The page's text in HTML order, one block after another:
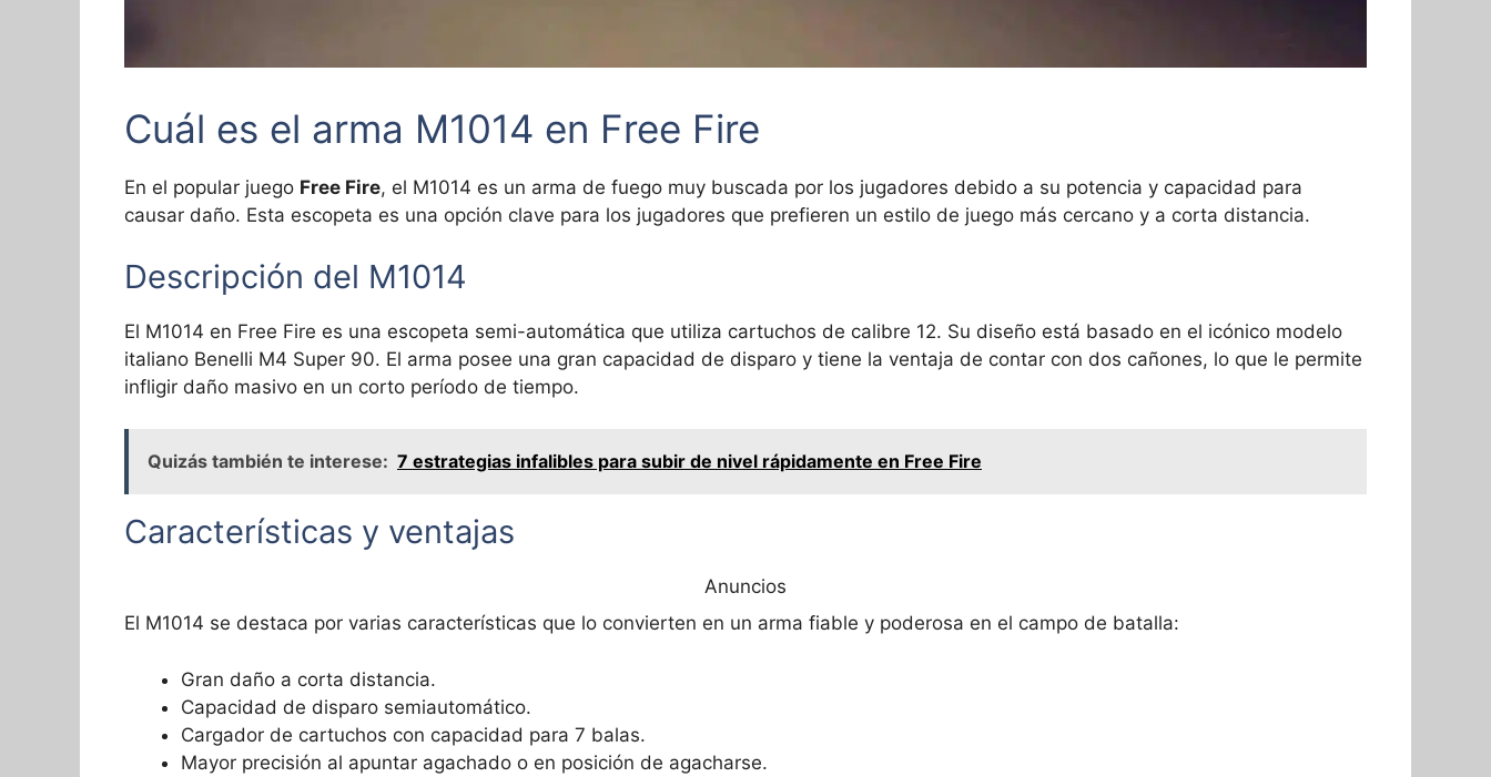
Cuál es el arma M1014 en Free Fire
En el popular juego Free Fire, el M1014 es un arma de fuego muy buscada por los jugadores debido a su potencia y capacidad para
causar daño. Esta escopeta es una opción clave para los jugadores que prefieren un estilo de juego más cercano y a corta distancia.
Descripción del M1014
El M1014 en Free Fire es una escopeta semi-automática que utiliza cartuchos de calibre 12. Su diseño está basado en el icónico modelo
italiano Benelli M4 Super 90. El arma posee una gran capacidad de disparo y tiene la ventaja de contar con dos cañones, lo que le permite
infligir daño masivo en un corto período de tiempo.
Quizás también te interese: 7 estrategias infalibles para subir de nivel rápidamente en Free Fire
Características y ventajas
Anuncios
El M1014 se destaca por varias características que lo convierten en un arma fiable y poderosa en el campo de batalla:
Gran daño a corta distancia.
Capacidad de disparo semiautomático.
Cargador de cartuchos con capacidad para 7 balas.
Mayor precisión al apuntar agachado o en posición de agacharse.